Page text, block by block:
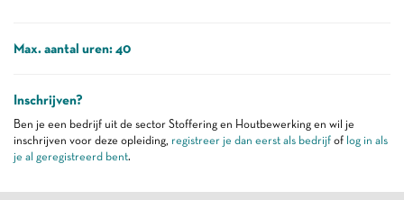
Max. aantal uren: 40
Inschrijven?
Ben je een bedrijf uit de sector Stoffering en Houtbewerking en wil je
inschrijven voor deze opleiding, registreer je dan eerst als bedrijf of log in als
je al geregistreerd bent.